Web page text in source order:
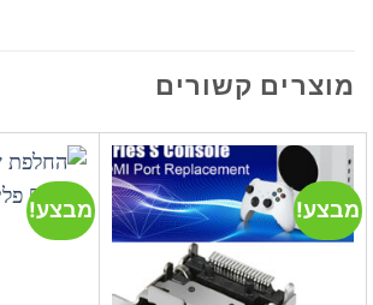
מוצרים קשורים
מבצע! מבצע!